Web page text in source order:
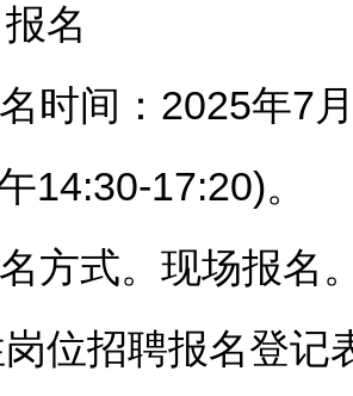
名
间：2025年7月
14:30-17:20)。
式。现场报名
位招聘报名登记